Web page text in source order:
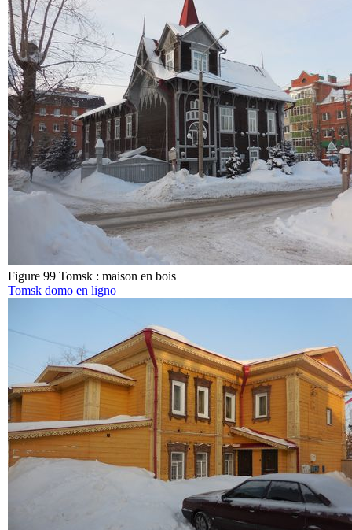
Figure 99 Tomsk : maison en bois
Tomsk domo en ligno